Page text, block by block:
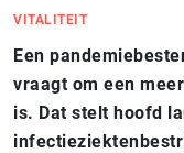
VITALITEIT
Een
vraagt om een
is. Dat stelt hoofd